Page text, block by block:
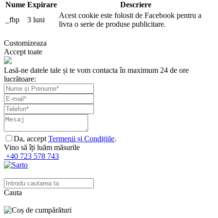
Nume Expirare
Descriere
_fbp
3 luni
Acest cookie este folosit de Facebook pentru a
livra o serie de produse publicitare.
Customizeaza
Accept toate
Lasă-ne datele tale și te vom contacta în maximum 24 de ore
lucrătoare:
Da, accept Termenii și Condițiile.
Vino să îți luăm măsurile
+40 723 578 743
Cauta